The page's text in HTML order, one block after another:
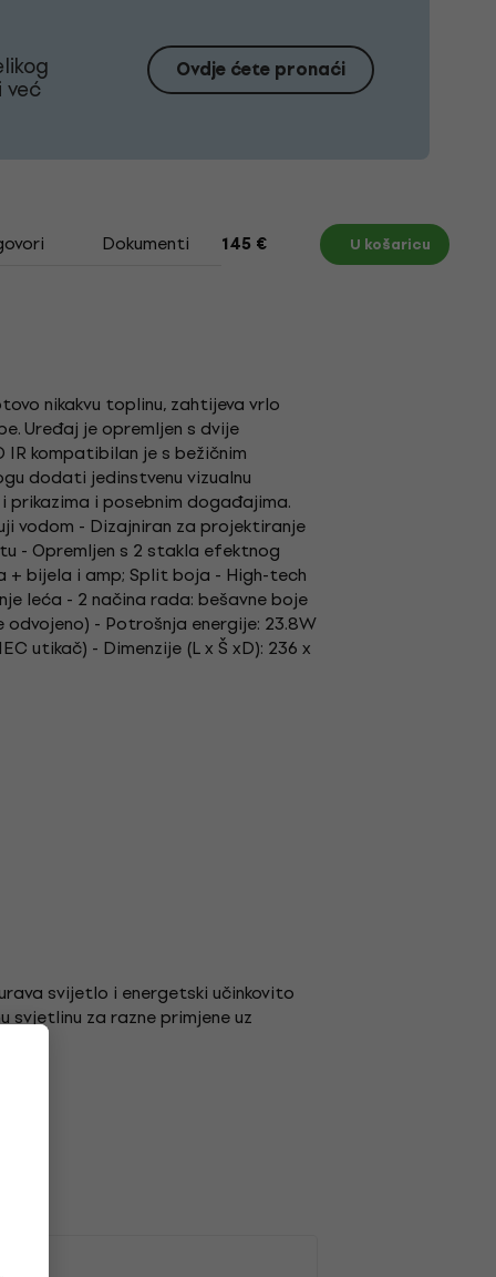
već
Ovdje ćete pronaći
Dokumenti 145 € U košaricu
nikakvu toplinu, zahtijeva vrlo
Uređaj je opremljen s dvije
IR kompatibilan je s bežičnim
dodati jedinstvenu vizualnu
prikazima i posebnim događajima.
vodom - Dizajniran za projektiranje
- Opremljen s 2 stakla efektnog
+ bijela i amp; Split boja - High-tech
leća - 2 načina rada: bešavne boje
- Potrošnja energije: 23.8W
utikač) - Dimenzije (L x Š xD): 236 x
svijetlo i energetski učinkovito
svjetlinu za razne primjene uz